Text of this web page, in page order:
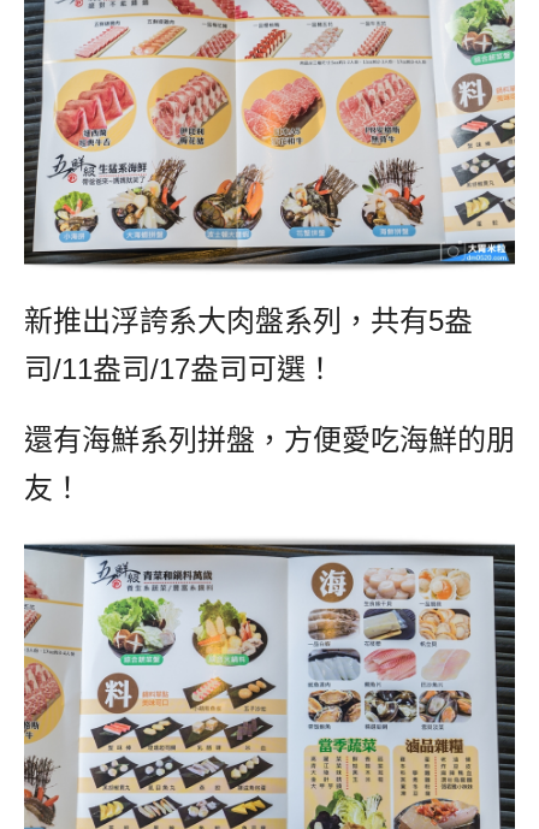
新推出浮誇系大肉盤系列，共有5盎
司/11盎司/17盎司可選！
還有海鮮系列拼盤，方便愛吃海鮮的朋
友！